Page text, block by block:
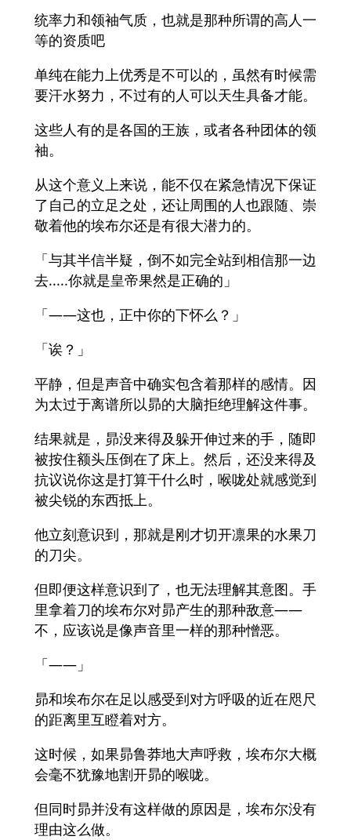
统率力和领袖气质，也就是那种所谓的高人一
等的资质吧
单纯在能力上优秀是不可以的，虽然有时候需
要汗水努力，不过有的人可以天生具备才能。
这些人有的是各国的王族，或者各种团体的领
袖。
从这个意义上来说，能不仅在紧急情况下保证
了自己的立足之处，还让周围的人也跟随、崇
敬着他的埃布尔还是有很大潜力的。
「与其半信半疑，倒不如完全站到相信那一边
去.....你就是皇帝果然是正确的」
「——这也，正中你的下怀么？」
「诶？」
平静，但是声音中确实包含着那样的感情。因
为太过于离谱所以昴的大脑拒绝理解这件事。
结果就是，昴没来得及躲开伸过来的手，随即
被按住额头压倒在了床上。然后，还没来得及
抗议说你这是打算干什么时，喉咙处就感觉到
被尖锐的东西抵上。
他立刻意识到，那就是刚才切开凛果的水果刀
的刀尖。
但即便这样意识到了，也无法理解其意图。手
里拿着刀的埃布尔对昴产生的那种敌意——
不，应该说是像声音里一样的那种憎恶。
「——」
昴和埃布尔在足以感受到对方呼吸的近在咫尺
的距离里互瞪着对方。
这时候，如果昴鲁莽地大声呼救，埃布尔大概
会毫不犹豫地割开昴的喉咙。
但同时昴并没有这样做的原因是，埃布尔没有
理由这么做。